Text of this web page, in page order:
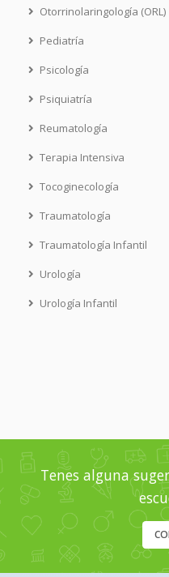
Otorrinolaringología (ORL)
Pediatría
Psicología
Psiquiatría
Reumatología
Terapia Intensiva
Tocoginecología
Traumatología
Traumatología Infantil
Urología
Urología Infantil
Tenes alguna